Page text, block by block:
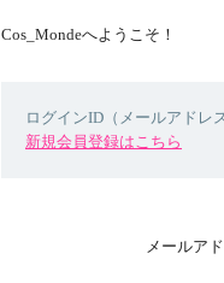
Cos_Mondeへようこそ！
ログインID（メールアドレ
新規会員登録はこちら
メールア